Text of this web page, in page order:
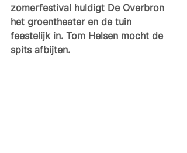
zomerfestival huldigt De Overbron
het groentheater en de tuin
feestelijk in. Tom Helsen mocht de
spits afbijten.